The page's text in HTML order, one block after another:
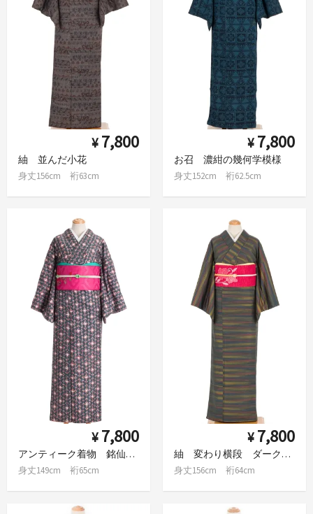
¥ 7,800
紬 並んだ小花
身丈156cm 裄63cm
¥ 7,800
お召 濃紺の幾何学模様
身丈152cm 裄62.5cm
¥ 7,800
アンティーク着物 銘仙 キラキラダイヤ柄
身丈149cm 裄65cm
¥ 7,800
紬 変わり横段 ダークカラー
身丈156cm 裄64cm